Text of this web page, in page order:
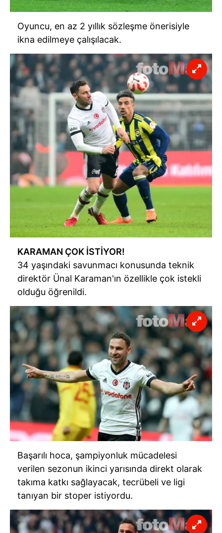
Oyuncu, en az 2 yıllık sözleşme önerisiyle
ikna edilmeye çalışılacak.
KARAMAN ÇOK İSTİYOR!
34 yaşındaki savunmacı konusunda teknik
direktör Ünal Karaman'ın özellikle çok istekli
olduğu öğrenildi.
Başarılı hoca, şampiyonluk mücadelesi
verilen sezonun ikinci yarısında direkt olarak
takıma katkı sağlayacak, tecrübeli ve ligi
tanıyan bir stoper istiyordu.